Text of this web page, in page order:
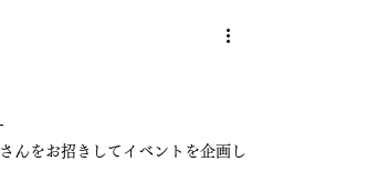
んをお招きしてイベントを企画し